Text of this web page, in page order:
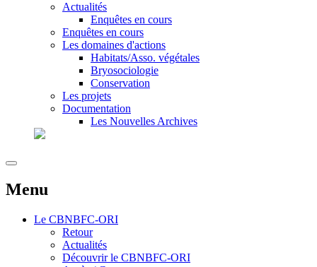
Actualités
Enquêtes en cours
Enquêtes en cours
Les domaines d'actions
Habitats/Asso. végétales
Bryosociologie
Conservation
Les projets
Documentation
Les Nouvelles Archives
Menu
Le CBNBFC-ORI
Retour
Actualités
Découvrir le CBNBFC-ORI